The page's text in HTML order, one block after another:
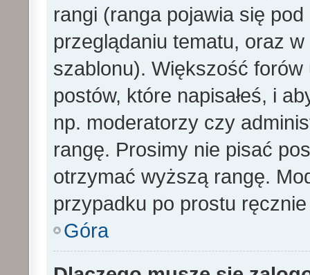
rangi (ranga pojawia się
przeglądaniu tematu, oraz
szablonu). Większość
postów, które napisałeś, i
np. moderatorzy czy
rangę. Prosimy nie pisać
otrzymać wyższą rangę.
przypadku po prostu
Góra